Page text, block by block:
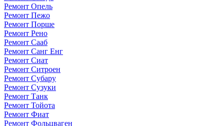
Ремонт Опель
Ремонт Пежо
Ремонт Порше
Ремонт Рено
Ремонт Сааб
Ремонт Санг Енг
Ремонт Сиат
Ремонт Ситроен
Ремонт Субару
Ремонт Сузуки
Ремонт Танк
Ремонт Тойота
Ремонт Фиат
Ремонт Фольцваген